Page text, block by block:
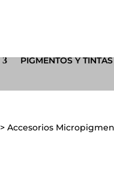
PIGMENTOS Y TINTAS
>Accesorios